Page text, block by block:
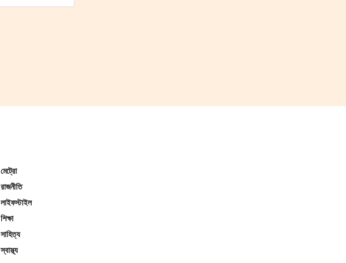
মেট্রো
রাজনীতি
লাইফস্টাইল
শিক্ষা
সাহিত্য
স্বাস্থ্য